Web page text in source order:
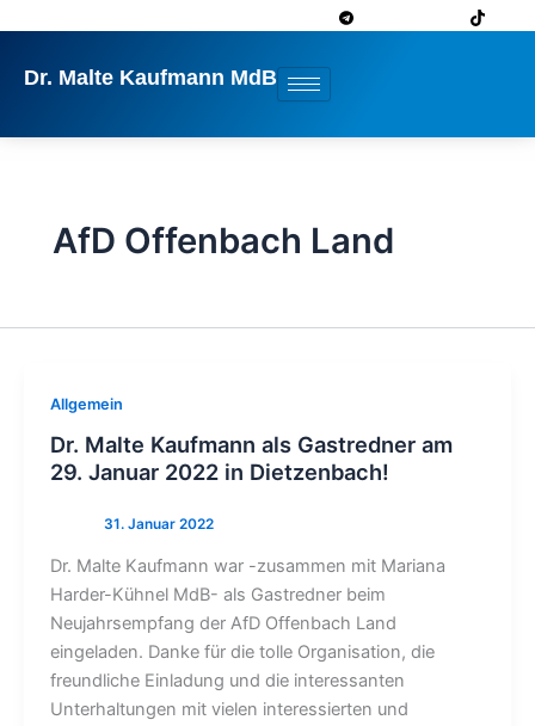
springen
Dr. Malte Kaufmann MdB
AfD Offenbach Land
Allgemein
Dr. Malte Kaufmann als Gastredner am
29. Januar 2022 in Dietzenbach!
Dr. Malte Kaufmann war -zusammen mit Mariana
Harder-Kühnel MdB- als Gastredner beim
Neujahrsempfang der AfD Offenbach Land
eingeladen. Danke für die tolle Organisation, die
freundliche Einladung und die interessanten
Unterhaltungen mit vielen interessierten und